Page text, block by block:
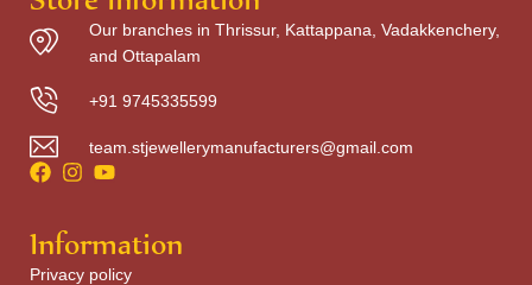
Our branches in Thrissur, Kattappana, Vadakkenchery,
and Ottapalam
+91 9745335599
team.stjewellerymanufacturers@gmail.com
Information
Privacy policy